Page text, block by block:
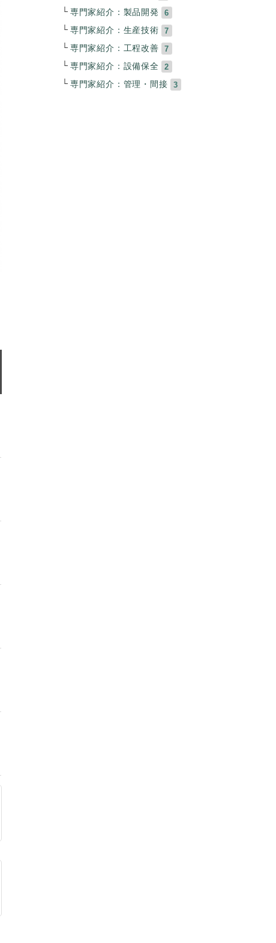
専門家紹介：製品開発
6
専門家紹介：生産技術
7
専門家紹介：工程改善
7
専門家紹介：設備保全
2
専門家紹介：管理・間接
3